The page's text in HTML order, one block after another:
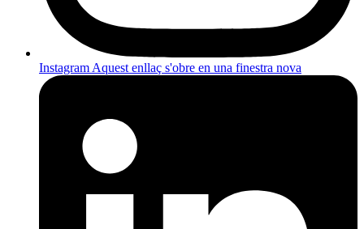
Instagram Aquest enllaç s'obre en una finestra nova